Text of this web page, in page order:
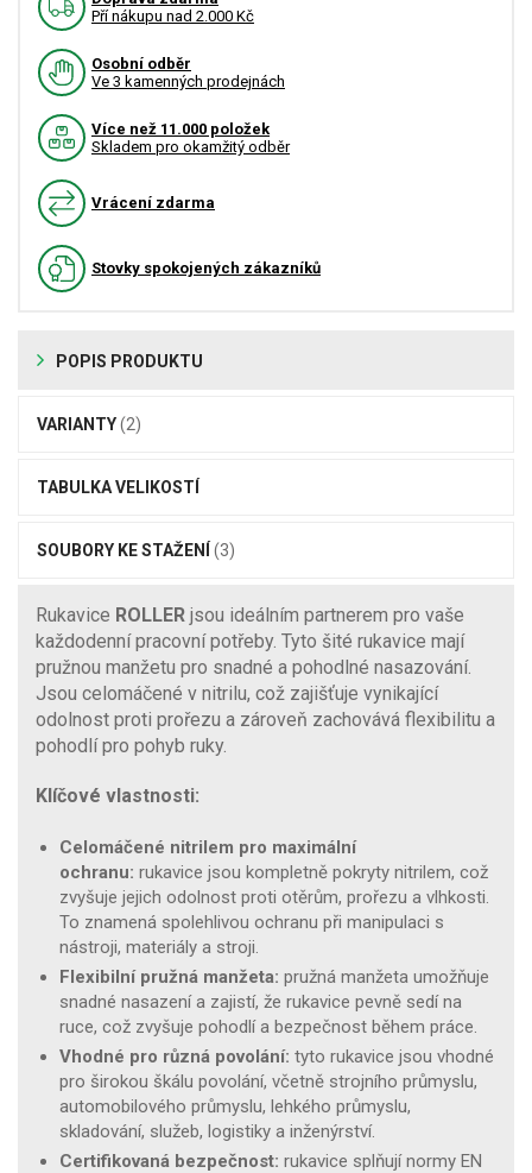
Pří nákupu nad 2.000 Kč
Osobní odběr
Ve 3 kamenných prodejnách
Více než 11.000 položek
Skladem pro okamžitý odběr
Vrácení zdarma
Stovky spokojených zákazníků
POPIS PRODUKTU
VARIANTY(2)
TABULKA VELIKOSTÍ
SOUBORY KE STAŽENÍ (3)
Rukavice ROLLER jsou ideálním partnerem pro vaše
každodenní pracovní potřeby. Tyto šité rukavice mají
pružnou manžetu pro snadné a pohodlné nasazování.
Jsou celomáčené v nitrilu, což zajišťuje vynikající
odolnost proti prořezu a zároveň zachovává flexibilitu a
pohodlí pro pohyb ruky.
Klíčové vlastnosti:
Celomáčené nitrilem pro maximální
ochranu: rukavice jsou kompletně pokryty nitrilem, což
zvyšuje jejich odolnost proti otěrům, prořezu a vlhkosti.
To znamená spolehlivou ochranu při manipulaci s
nástroji, materiály a stroji.
Flexibilní pružná manžeta: pružná manžeta umožňuje
snadné nasazení a zajistí, že rukavice pevně sedí na
ruce, což zvyšuje pohodlí a bezpečnost během práce.
Vhodné pro různá povolání: tyto rukavice jsou vhodné
pro širokou škálu povolání, včetně strojního průmyslu,
automobilového průmyslu, lehkého průmyslu,
skladování, služeb, logistiky a inženýrství.
Certifikovaná bezpečnost: rukavice splňují normy EN